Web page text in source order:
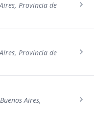
Provincia de
Provincia de
Aires,